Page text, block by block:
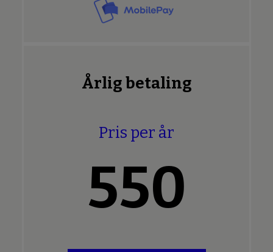
Årlig betaling
Pris per år
550